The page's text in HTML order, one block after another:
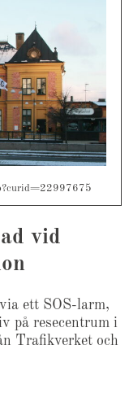
vid
ett SOS-larm,
på resecentrum i
Trafikverket och